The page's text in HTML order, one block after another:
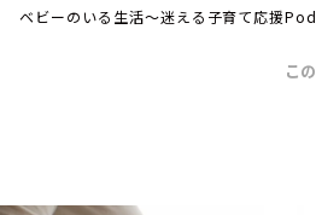
トピックス
ベビーのいる生活～迷える子育て応援
こ